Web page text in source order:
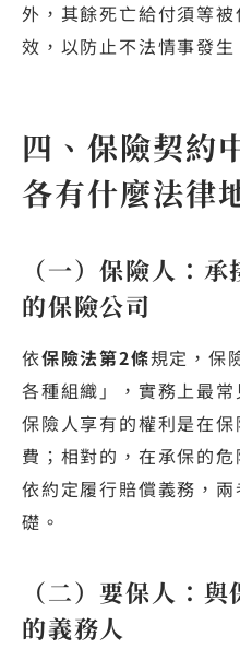
外，其餘死亡給付須等
效，以防止不法情事發生
四、保險契約
各有什麼法律
（一）保險人：
的保險公司
依保險法第2條規定，保
各種組織」，實務上最
保險人享有的權利是在
費；相對的，在承保的
依約定履行賠償義務，
礎。
（二）要保人：
的義務人